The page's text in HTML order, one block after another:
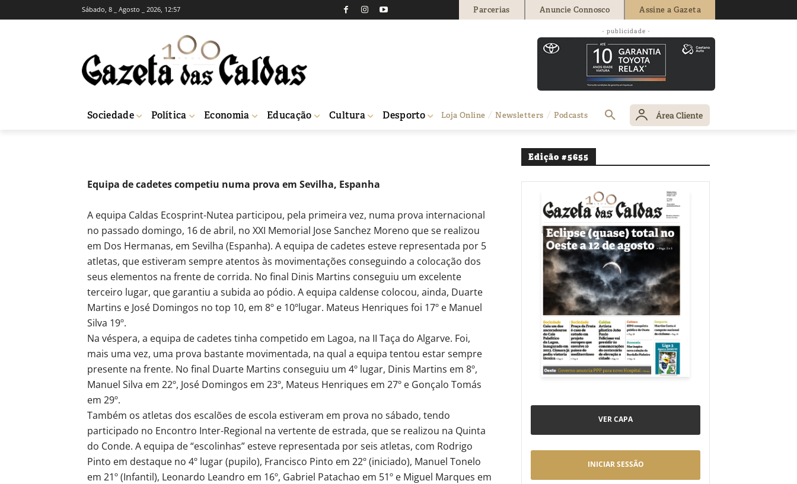
Sábado, 8 _ Agosto _ 2026, 12:57 Parcerias Anuncie Connosco Assine a Gazeta
- publicidade -
Sociedade Política Economia Educação Cultura Desporto Loja Online Newsletters Podcasts Área Cliente
Ciclismo: Dinis Martins trouxe bronze na estreia da
Ecosprint-Nutea no estrangeiro
Joel Ribeiro
Equipa de cadetes competiu numa prova em Sevilha, Espanha
A equipa Caldas Ecosprint-Nutea participou, pela primeira vez, numa prova internacional
no passado domingo, 16 de abril, no XXI Memorial Jose Sanchez Moreno que se realizou
em Dos Hermanas, em Sevilha (Espanha). A equipa de cadetes esteve representada por 5
atletas, que estiveram sempre atentos às movimentações conseguindo a colocação dos
seus elementos na frente de corrida. No final Dinis Martins conseguiu um excelente
terceiro lugar, que garantiu a subida ao pódio. A equipa caldense colocou, ainda, Duarte
Martins e José Domingos no top 10, em 8º e 10ºlugar. Mateus Henriques foi 17º e Manuel
Silva 19º.
Na véspera, a equipa de cadetes tinha competido em Lagoa, na II Taça do Algarve. Foi,
mais uma vez, uma prova bastante movimentada, na qual a equipa tentou estar sempre
presente na frente. No final Duarte Martins conseguiu um 4º lugar, Dinis Martins em 8º,
Manuel Silva em 22º, José Domingos em 23º, Mateus Henriques em 27º e Gonçalo Tomás
em 29º.
Também os atletas dos escalões de escola estiveram em prova no sábado, tendo
participado no Encontro Inter-Regional na vertente de estrada, que se realizou na Quinta
do Conde. A equipa de “escolinhas” esteve representada por seis atletas, com Rodrigo
Pinto em destaque no 4º lugar (pupilo), Francisco Pinto em 22º (iniciado), Manuel Tonelo
em 21º (Infantil), Leonardo Leandro em 16º, Gabriel Patachao em 51º e Miguel Marques em
Edição #5655
VER CAPA
INICIAR SESSÃO